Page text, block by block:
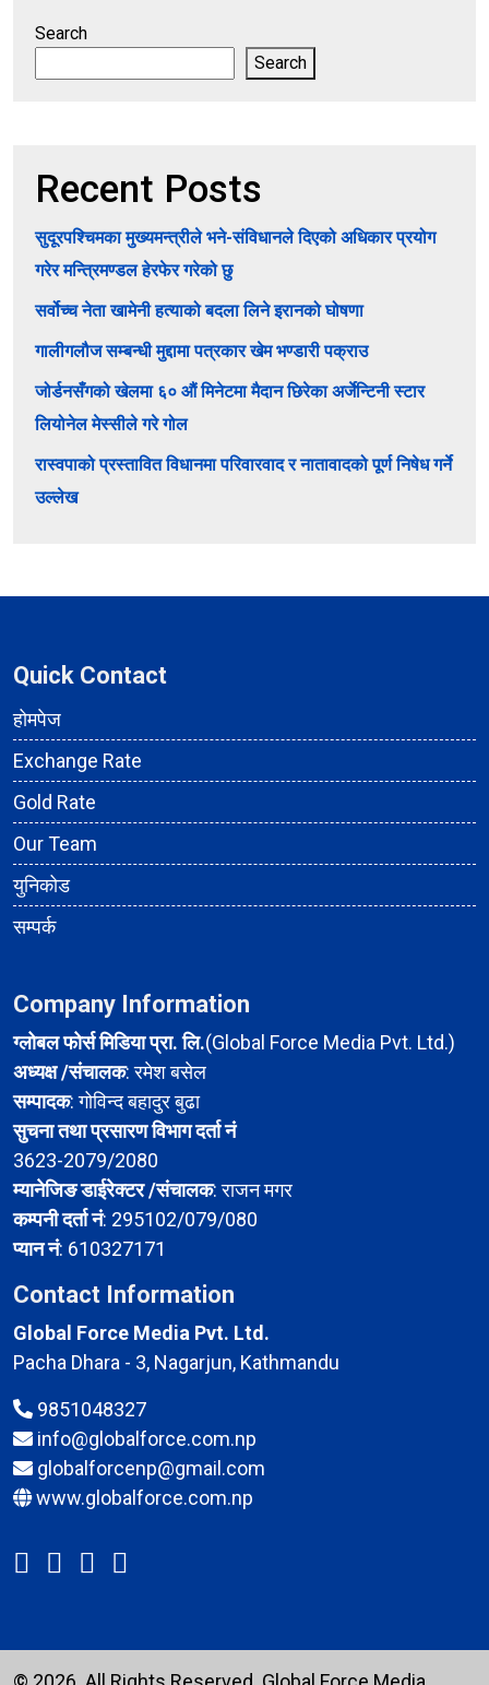
Search
Search
Recent Posts
सुदूरपश्चिमका मुख्यमन्त्रीले भने-संविधानले दिएको अधिकार प्रयोग
गरेर मन्त्रिमण्डल हेरफेर गरेको छु
सर्वोच्च नेता खामेनी हत्याको बदला लिने इरानको घोषणा
गालीगलौज सम्बन्धी मुद्दामा पत्रकार खेम भण्डारी पक्राउ
जोर्डनसँगको खेलमा ६० औं मिनेटमा मैदान छिरेका अर्जेन्टिनी स्टार
लियोनेल मेस्सीले गरे गोल
रास्वपाको प्रस्तावित विधानमा परिवारवाद र नातावादको पूर्ण निषेध गर्ने
उल्लेख
Quick Contact
होमपेज
Exchange Rate
Gold Rate
Our Team
युनिकोड
सम्पर्क
Company Information
ग्लोबल फोर्स मिडिया प्रा. लि.(Global Force Media Pvt. Ltd.)
अध्यक्ष /संचालक: रमेश बसेल
सम्पादक: गोविन्द बहादुर बुढा
सुचना तथा प्रसारण विभाग दर्ता नं
3623-2079/2080
म्यानेजिङ डाईरेक्टर /संचालक: राजन मगर
कम्पनी दर्ता नं: 295102/079/080
प्यान नं: 610327171
Contact Information
Global Force Media Pvt. Ltd.
Pacha Dhara - 3, Nagarjun, Kathmandu
9851048327
info@globalforce.com.np
globalforcenp@gmail.com
www.globalforce.com.np